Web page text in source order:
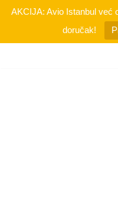
AKCIJA: Avio Istanbul već
doručak!